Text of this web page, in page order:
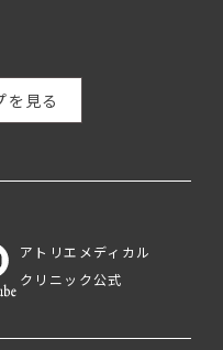
見る
アトリエメディカル
クリニック公式